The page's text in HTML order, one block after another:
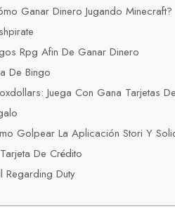
Ganar Dinero Jugando Minecraft?
Rpg Afin De Ganar Dinero
De Bingo
Juega Con Gana Tarjetas De
Golpear La Aplicación Stori Y
De Crédito
Regarding Duty